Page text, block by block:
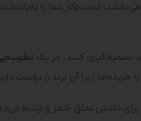
کسب‌وکار شما را
تصمیم‌گیری کنند. در یک
داشتن تعلق خاطر و ارتباط